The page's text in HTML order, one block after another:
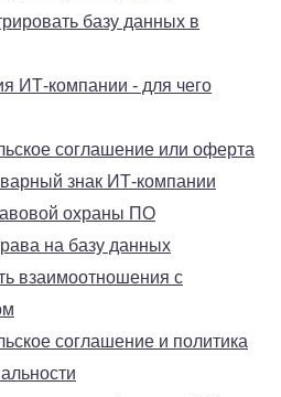
базу данных в
ИТ-компании - для чего
соглашение или оферта
знак ИТ-компании
охраны ПО
на базу данных
взаимоотношения с
соглашение и политика